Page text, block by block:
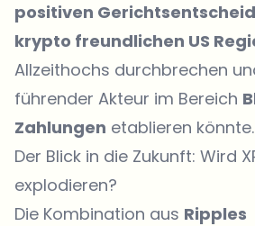
positiven
krypto freundlichen US
Allzeithochs durchbrechen
führender Akteur im Bereich
Zahlungen etablieren könnte.
Der Blick in die Zukunft: Wird
explodieren?
Die Kombination aus Ripples